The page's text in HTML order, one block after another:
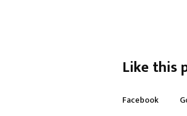
Like this
Facebook